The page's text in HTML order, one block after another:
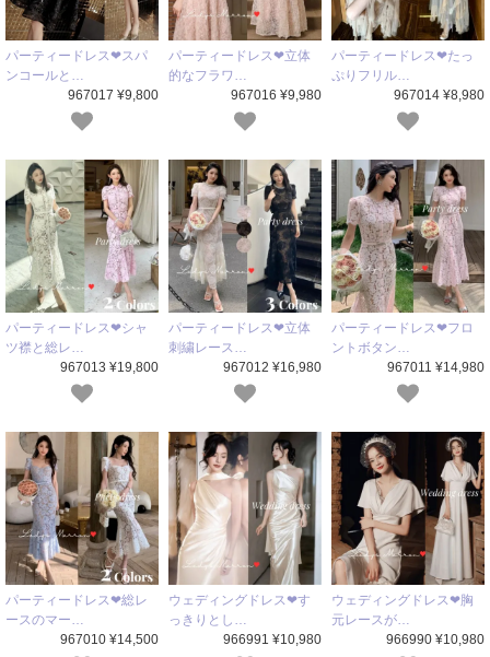
パーティードレス❤スパ
ンコールと…
967017 ¥9,800
パーティードレス❤立体
的なフラワ…
967016 ¥9,980
パーティードレス❤たっ
ぷりフリル…
967014 ¥8,980
パーティードレス❤シャ
ツ襟と総レ…
967013 ¥19,800
パーティードレス❤立体
刺繍レース…
967012 ¥16,980
パーティードレス❤フロ
ントボタン…
967011 ¥14,980
パーティードレス❤総レ
ースのマー…
967010 ¥14,500
ウェディングドレス❤す
っきりとし…
966991 ¥10,980
ウェディングドレス❤胸
元レースが…
966990 ¥10,980